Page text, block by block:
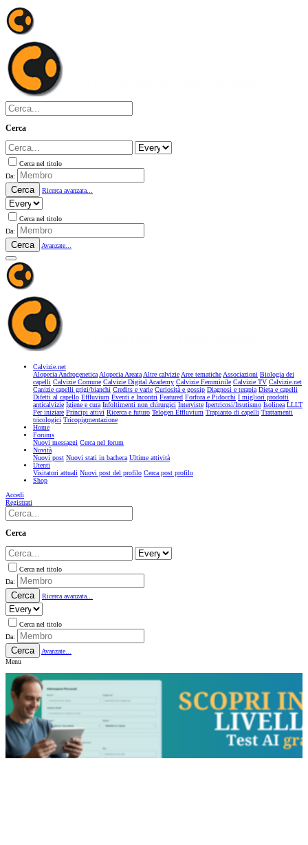
Cerca
Cerca nel titolo
Da:
Cerca Ricerca avanzata...
Cerca nel titolo
Da:
Cerca Avanzate...
Calvizie.net
Alopecia AndrogeneticaAlopecia AreataAltre calvizieAree tematicheAssociazioni Biologia dei
capelli Calvizie Comune Calvizie Digital Academy Calvizie Femminile Calvizie TV Calvizie.net
Canizie capelli grigi/bianchi Credits e varie Curiosità e gossip Diagnosi e terapia Dieta e capelli
Difetti al capello Effluvium Eventi e Incontri Featured Forfora e Pidocchi I migliori prodotti
anticalvizie Igiene e cura Infoltimenti non chirurgici Interviste Ipertricosi/Irsutismo Isolinea LLLT
Per iniziare Principi attivi Ricerca e futuro Telogen Effluvium Trapianto di capelli Trattamenti
tricologici Tricopigmentazione
Home
Forums
Nuovi messaggi Cerca nel forum
Novità
Nuovi post Nuovi stati in bacheca Ultime attività
Utenti
Visitatori attuali Nuovi post del profilo Cerca post profilo
Shop
Accedi
Registrati
Cerca
Cerca nel titolo
Da:
Cerca Ricerca avanzata...
Cerca nel titolo
Da:
Cerca
Avanzate...
Menu